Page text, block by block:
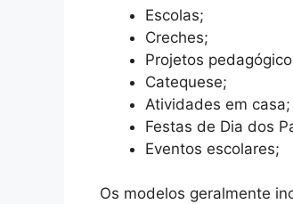
Escolas;
Creches;
Projetos
Catequese;
Atividades em casa;
Festas de Dia dos
Eventos escolares;
Os modelos geralmente